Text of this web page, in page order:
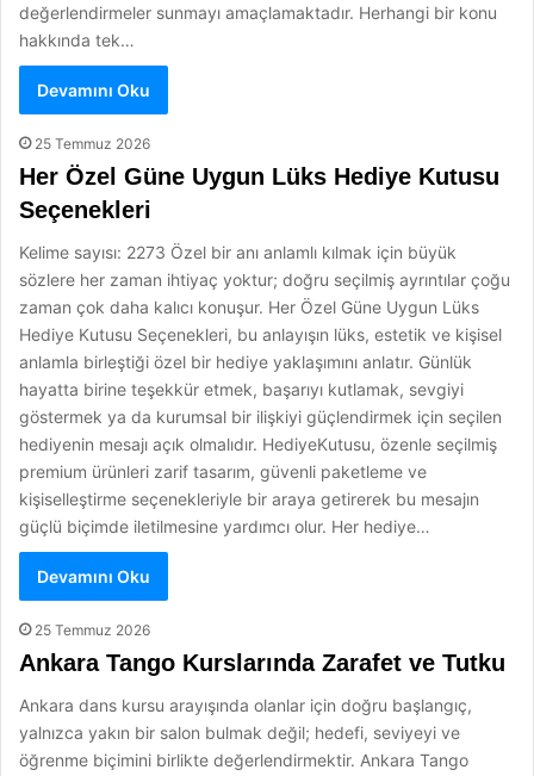
değerlendirmeler sunmayı amaçlamaktadır. Herhangi bir konu
hakkında tek…
Devamını Oku
25 Temmuz 2026
Her Özel Güne Uygun Lüks Hediye Kutusu
Seçenekleri
Kelime sayısı: 2273 Özel bir anı anlamlı kılmak için büyük
sözlere her zaman ihtiyaç yoktur; doğru seçilmiş ayrıntılar çoğu
zaman çok daha kalıcı konuşur. Her Özel Güne Uygun Lüks
Hediye Kutusu Seçenekleri, bu anlayışın lüks, estetik ve kişisel
anlamla birleştiği özel bir hediye yaklaşımını anlatır. Günlük
hayatta birine teşekkür etmek, başarıyı kutlamak, sevgiyi
göstermek ya da kurumsal bir ilişkiyi güçlendirmek için seçilen
hediyenin mesajı açık olmalıdır. HediyeKutusu, özenle seçilmiş
premium ürünleri zarif tasarım, güvenli paketleme ve
kişiselleştirme seçenekleriyle bir araya getirerek bu mesajın
güçlü biçimde iletilmesine yardımcı olur. Her hediye…
Devamını Oku
25 Temmuz 2026
Ankara Tango Kurslarında Zarafet ve Tutku
Ankara dans kursu arayışında olanlar için doğru başlangıç,
yalnızca yakın bir salon bulmak değil; hedefi, seviyeyi ve
öğrenme biçimini birlikte değerlendirmektir. Ankara Tango